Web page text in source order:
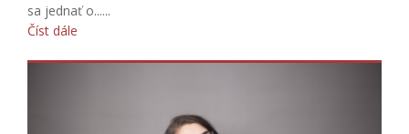
sa jednať o......
Číst dále